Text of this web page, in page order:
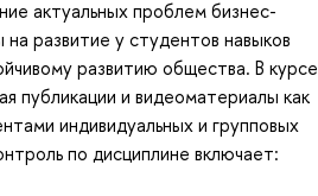
актуальных проблем бизнес-
развитие у студентов навыков
развитию общества. В курсе
публикации и видеоматериалы как
индивидуальных и групповых
по дисциплине включает: